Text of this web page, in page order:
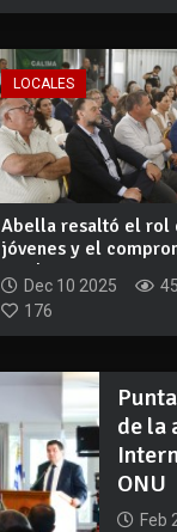
LOCALES
Abella resaltó el rol
jóvenes y el
con las...
Dec 10 2025
176
de la
ONU
Feb